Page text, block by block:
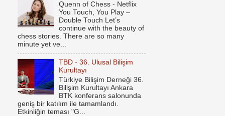
Quenn of Chess - Netflix
You Touch, You Play –
Double Touch Let’s
continue with the beauty of
chess stories. There are so many
minute yet ve...
TBD - 36. Ulusal Bilişim
Kurultayı
Türkiye Bilişim Derneği 36.
Bilişim Kurultayı Ankara
BTK konferans salonunda
geniş bir katılım ile tamamlandı.
Etkinliğin teması "G...